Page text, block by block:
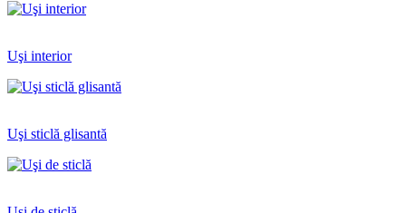
Uşi interior
Uşi sticlă glisantă